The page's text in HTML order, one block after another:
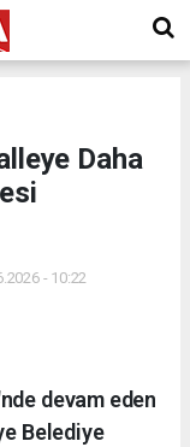
Daha
- 10:22
devam eden
Belediye